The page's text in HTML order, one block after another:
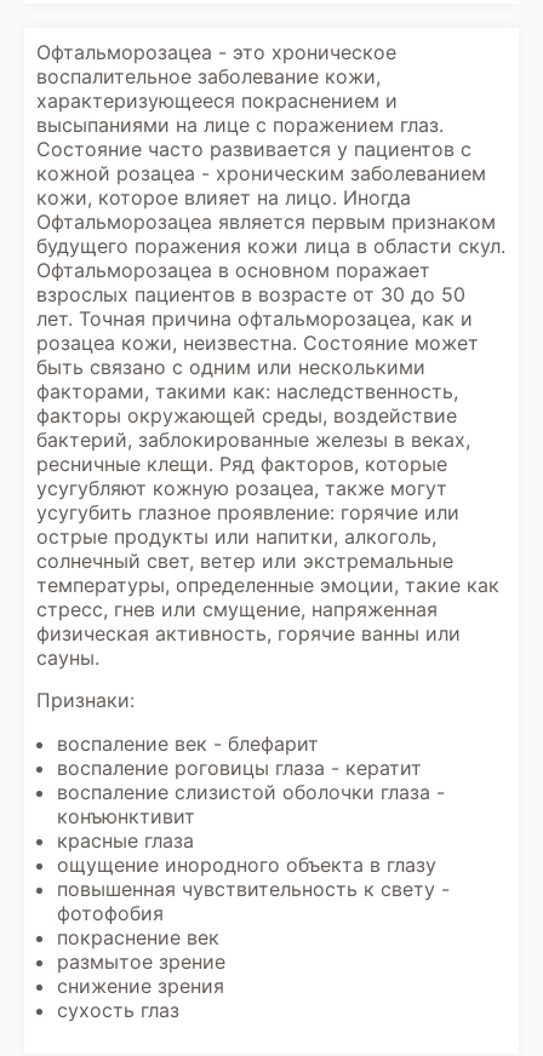
Офтальморозацеа - это хроническое
воспалительное заболевание кожи,
характеризующееся покраснением и
высыпаниями на лице с поражением глаз.
Состояние часто развивается у пациентов с
кожной розацеа - хроническим заболеванием
кожи, которое влияет на лицо. Иногда
Офтальморозацеа является первым признаком
будущего поражения кожи лица в области скул.
Офтальморозацеа в основном поражает
взрослых пациентов в возрасте от 30 до 50
лет. Точная причина офтальморозацеа, как и
розацеа кожи, неизвестна. Состояние может
быть связано с одним или несколькими
факторами, такими как: наследственность,
факторы окружающей среды, воздействие
бактерий, заблокированные железы в веках,
ресничные клещи. Ряд факторов, которые
усугубляют кожную розацеа, также могут
усугубить глазное проявление: горячие или
острые продукты или напитки, алкоголь,
солнечный свет, ветер или экстремальные
температуры, определенные эмоции, такие как
стресс, гнев или смущение, напряженная
физическая активность, горячие ванны или
сауны.
Признаки:
воспаление век - блефарит
воспаление роговицы глаза - кератит
воспаление слизистой оболочки глаза -
конъюнктивит
красные глаза
ощущение инородного объекта в глазу
повышенная чувствительность к свету -
фотофобия
покраснение век
размытое зрение
снижение зрения
сухость глаз